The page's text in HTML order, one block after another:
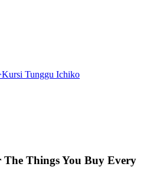
Tunggu Ichiko
Things You Buy Every